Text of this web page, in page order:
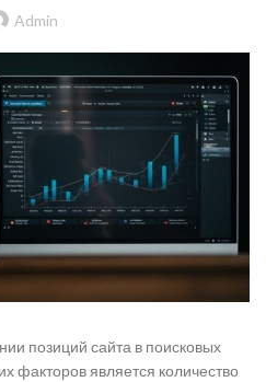
Admin
позиций сайта в поисковых
факторов является количество